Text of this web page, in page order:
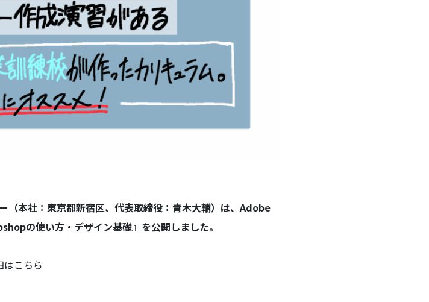
（本社：東京都新宿区、代表取締役：青木大輔）は、Adobe
の使い方・デザイン基礎』を公開しました。
こちら